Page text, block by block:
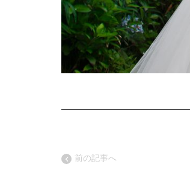
前の記事へ